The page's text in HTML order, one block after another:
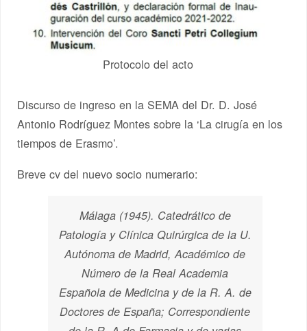
Protocolo del acto
Discurso de ingreso en la SEMA del Dr. D. José
Antonio Rodríguez Montes sobre la ‘La cirugía en los
tiempos de Erasmo’.
Breve cv del nuevo socio numerario:
Málaga (1945). Catedrático de
Patología y Clínica Quirúrgica de la U.
Autónoma de Madrid, Académico de
Número de la Real Academia
Española de Medicina y de la R. A. de
Doctores de España; Correspondiente